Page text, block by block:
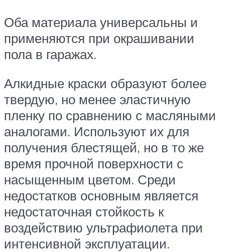
Оба материала универсальны и
применяются при окрашивании
пола в гаражах.
Алкидные краски образуют более
твердую, но менее эластичную
пленку по сравнению с масляными
аналогами. Используют их для
получения блестящей, но в то же
время прочной поверхности с
насыщенным цветом. Среди
недостатков основным является
недостаточная стойкость к
воздействию ультрафиолета при
интенсивной эксплуатации.